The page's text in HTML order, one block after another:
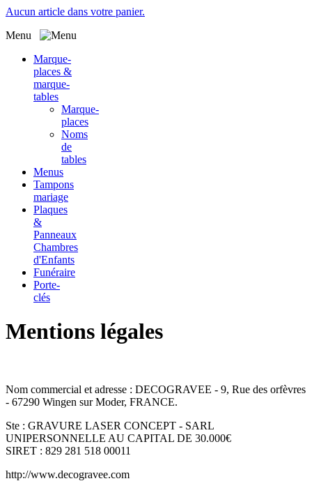
Aucun article dans votre panier.
Menu
Marque-
places &
marque-
tables
Marque-
places
Noms
de
tables
Menus
Tampons
mariage
Plaques
&
Panneaux
Chambres
d'Enfants
Funéraire
Porte-
clés
Mentions légales
Nom commercial et adresse : DECOGRAVEE - 9, Rue des orfèvres
- 67290 Wingen sur Moder, FRANCE.
Ste : GRAVURE LASER CONCEPT - SARL
UNIPERSONNELLE AU CAPITAL DE 30.000€
SIRET : 829 281 518 00011
http://www.decogravee.com